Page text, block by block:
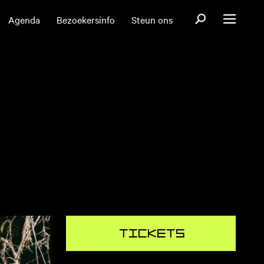
Agenda Bezoekersinfo Steun ons OpenOpen menu
Tickets